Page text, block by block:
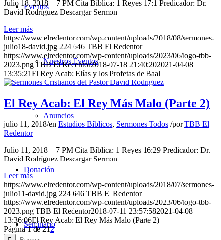
Eventos
Nuestros Eventos
Anuncios
Donación
Seminario
Julio 18, 2018 – 7 PM Cita Bíblica: 1 Reyes 17:1 Predicador: Dr.
David Rodríguez Descargar Sermon
Leer más
https://www.elredentor.com/wp-content/uploads/2018/08/sermones-
julio18-david.jpg 224 646 TBB El Redentor
https://www.elredentor.com/wp-content/uploads/2023/06/logo-tbb-
2023.png TBB El Redentor2018-07-18 21:40:202021-04-08
13:35:21El Rey Acab: Elías y los Profetas de Baal
El Rey Acab: El Rey Más Malo (Parte 2)
julio 11, 2018/en Estudios Bíblicos, Sermones Todos /porTBB El
Redentor
Julio 11, 2018 – 7 PM Cita Bíblica: 1 Reyes 16:29 Predicador: Dr.
David Rodríguez Descargar Sermon
Leer más
https://www.elredentor.com/wp-content/uploads/2018/07/sermones-
julio11-david.jpg 224 646 TBB El Redentor
https://www.elredentor.com/wp-content/uploads/2023/06/logo-tbb-
2023.png TBB El Redentor2018-07-11 23:57:582021-04-08
13:36:06El Rey Acab: El Rey Más Malo (Parte 2)
Página 1 de 212